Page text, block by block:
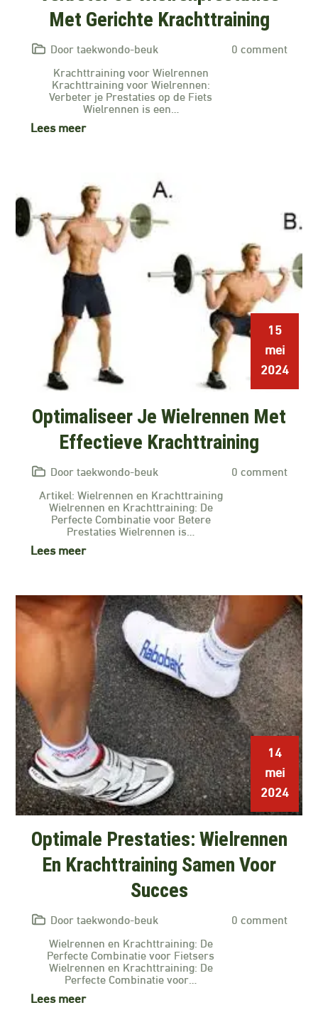
Met Gerichte Krachttraining
Door taekwondo-beuk
0 comment
Krachttraining voor Wielrennen
Krachttraining voor Wielrennen:
Verbeter je Prestaties op de Fiets
Wielrennen is een…
Lees meer
15
mei
2024
Optimaliseer Je Wielrennen Met
Effectieve Krachttraining
Door taekwondo-beuk
0 comment
Artikel: Wielrennen en Krachttraining
Wielrennen en Krachttraining: De
Perfecte Combinatie voor Betere
Prestaties Wielrennen is…
Lees meer
14
mei
2024
Optimale Prestaties: Wielrennen
En Krachttraining Samen Voor
Succes
Door taekwondo-beuk
0 comment
Wielrennen en Krachttraining: De
Perfecte Combinatie voor Fietsers
Wielrennen en Krachttraining: De
Perfecte Combinatie voor…
Lees meer